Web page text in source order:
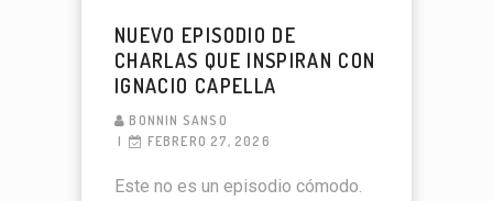
NUEVO EPISODIO DE
CHARLAS QUE INSPIRAN CON
IGNACIO CAPELLA
BONNIN SANSO
FEBRERO 27, 2026
Este no es un episodio cómodo.